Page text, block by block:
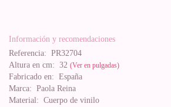
Información y recomendaciones
Referencia: PR32704
Altura en cm: 32 (Ver en pulgadas)
Fabricado en: España
Marca: Paola Reina
Material: Cuerpo de vinilo